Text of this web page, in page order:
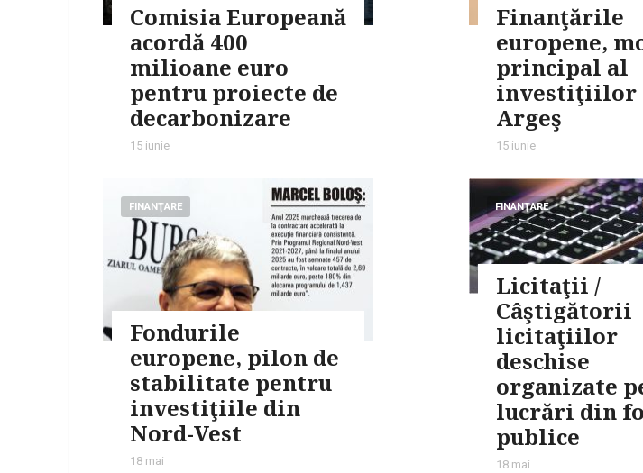
Comisia Europeană
acordă 400
milioane euro
pentru proiecte de
decarbonizare
15 iunie
Finanţările
europene,
principal al
investiţiilor
Argeş
15 iunie
FINANŢARE
Fondurile
europene, pilon de
stabilitate pentru
investiţiile din
Nord-Vest
18 mai
FINANŢARE
Licitaţii /
Câştigătorii
licitaţiilor
deschise
organizate
lucrări din
publice
18 mai